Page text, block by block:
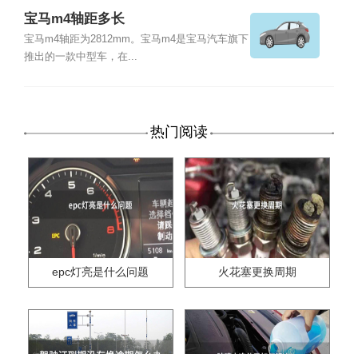
宝马m4轴距多长
宝马m4轴距为2812mm。宝马m4是宝马汽车旗下
推出的一款中型车，在...
热门阅读
epc灯亮是什么问题 火花塞更换周期